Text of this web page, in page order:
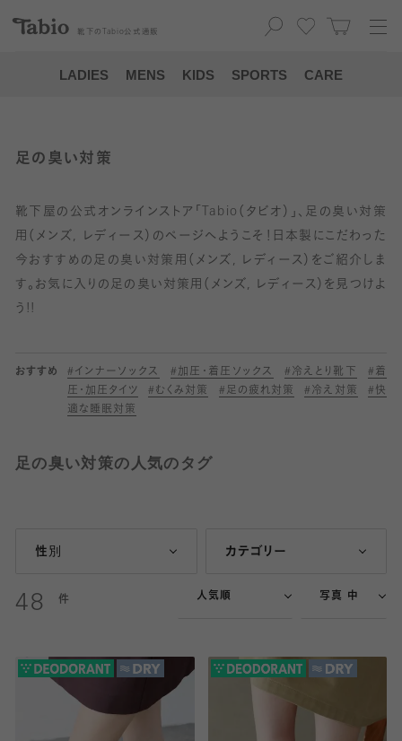
靴下の Tabio 公式通販
LADIES MENS KIDS SPORTS CARE
足の臭い対策
靴下屋の公式オンラインストア「Tabio（タビオ）」、足の臭い対策
用（メンズ, レディース）のページへようこそ！日本製にこだわった
今おすすめの足の臭い対策用（メンズ, レディース）をご紹介しま
す。お気に入りの足の臭い対策用（メンズ, レディース）を見つけよ
う!!
おすすめ # インナーソックス # 加圧・着圧ソックス # 冷えとり靴下 # 着
圧・加圧タイツ
# むくみ対策 # 足の疲れ対策 # 冷え対策 # 快
適な睡眠対策
足の臭い対策の人気のタグ
性別 カテゴリー
48 人気順 写真 中